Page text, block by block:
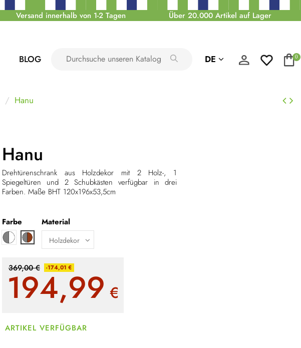
Versand innerhalb von 1-2 Tagen Über 20.000 Artikel auf Lager
BLOG DE 0
Hanu
Hanu
Drehtürenschrank aus Holzdekor mit 2 Holz-, 1
Spiegeltüren und 2 Schubkästen verfügbar in drei
Farben. Maße BHT 120x196x53,5cm
Farbe
Weiß / grauGrau / braun
Material
369,00 € -174,01 €
194,99 €
ARTIKEL VERFÜGBAR